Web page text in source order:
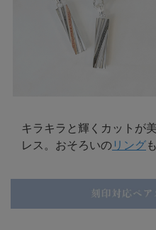
キラキラと輝くカットが
レス。おそろいの リング